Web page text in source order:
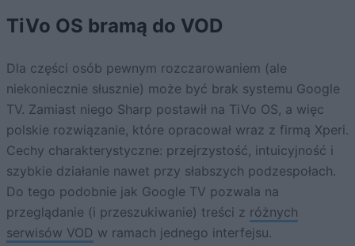
TiVo OS bramą do VOD
Dla części osób pewnym rozczarowaniem (ale
niekoniecznie słusznie) może być brak systemu Google
TV. Zamiast niego Sharp postawił na TiVo OS, a więc
polskie rozwiązanie, które opracował wraz z firmą Xperi.
Cechy charakterystyczne: przejrzystość, intuicyjność i
szybkie działanie nawet przy słabszych podzespołach.
Do tego podobnie jak Google TV pozwala na
przeglądanie (i przeszukiwanie) treści z różnych
serwisów VOD w ramach jednego interfejsu.